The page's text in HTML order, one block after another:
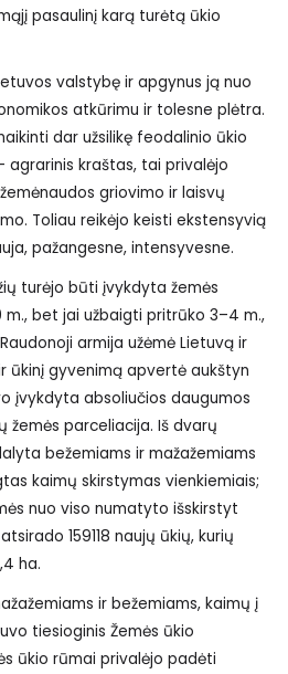
pasaulinį karą turėtą ūkio
valstybę ir apgynus ją nuo
atkūrimu ir tolesne plėtra.
dar užsilikę feodalinio ūkio
agrarinis kraštas, tai privalėjo
griovimo ir laisvų
Toliau reikėjo keisti ekstensyvią
pažangesne, intensyvesne.
turėjo būti įvykdyta žemės
m., bet jai užbaigti pritrūko 3–4 m.,
armija užėmė Lietuvą ir
ūkinį gyvenimą apvertė aukštyn
įvykdyta absoliučios daugumos
parceliacija. Iš dvarų
bežemiams ir mažažemiams
kaimų skirstymas vienkiemiais;
nuo viso numatyto išskirstyt
159118 naujų ūkių, kurių
ha.
ir bežemiams, kaimų į
tiesioginis Žemės ūkio
ūkio rūmai privalėjo padėti